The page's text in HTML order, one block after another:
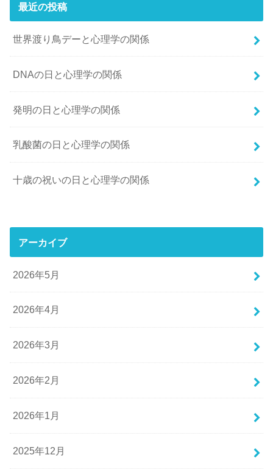
最近の投稿
世界渡り鳥デーと心理学の関係
DNAの日と心理学の関係
発明の日と心理学の関係
乳酸菌の日と心理学の関係
十歳の祝いの日と心理学の関係
アーカイブ
2026年5月
2026年4月
2026年3月
2026年2月
2026年1月
2025年12月